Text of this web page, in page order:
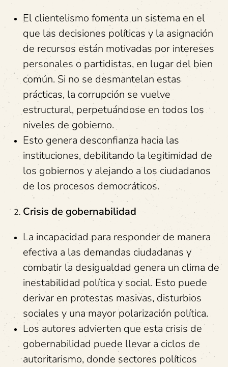
El clientelismo fomenta un sistema en el
que las decisiones políticas y la asignación
de recursos están motivadas por intereses
personales o partidistas, en lugar del bien
común. Si no se desmantelan estas
prácticas, la corrupción se vuelve
estructural, perpetuándose en todos los
niveles de gobierno.
Esto genera desconfianza hacia las
instituciones, debilitando la legitimidad de
los gobiernos y alejando a los ciudadanos
de los procesos democráticos.
Crisis de gobernabilidad
La incapacidad para responder de manera
efectiva a las demandas ciudadanas y
combatir la desigualdad genera un clima de
inestabilidad política y social. Esto puede
derivar en protestas masivas, disturbios
sociales y una mayor polarización política.
Los autores advierten que esta crisis de
gobernabilidad puede llevar a ciclos de
autoritarismo, donde sectores políticos